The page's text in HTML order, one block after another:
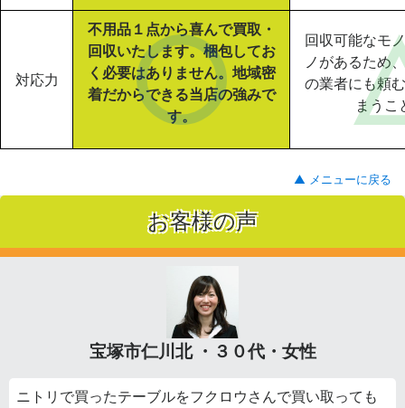
対応力
不用品１点から喜んで買取・
回収いたします。梱包してお
く必要はありません。地域密
着だからできる当店の強みで
す。
回収可能なモ
ノがあるため
の業者にも頼
まうこ
▲ メニューに戻る
お客様の声
宝塚市仁川北 ・３０代・女性
ニトリで買ったテーブルをフクロウさんで買い取っても